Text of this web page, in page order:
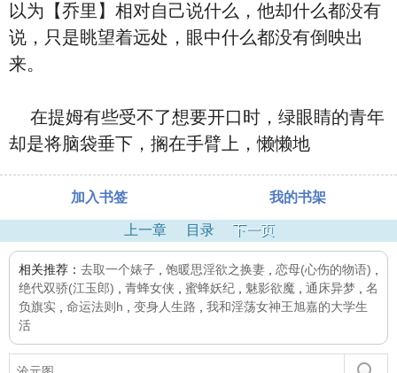
以为【乔里】相对自己说什么，他却什么都没有
说，只是眺望着远处，眼中什么都没有倒映出
来。
在提姆有些受不了想要开口时，绿眼睛的青年
却是将脑袋垂下，搁在手臂上，懒懒地
加入书签 我的书架
上一章 目录 下一页
相关推荐： 去取一个婊子 饱暖思淫欲之换妻 恋母(心伤的物语)
绝代双骄(江玉郎)
青蜂女侠 蜜蜂妖纪 魅影欲魔 通床异梦
名
负旗实
命运法则h 变身人生路
我和淫荡女神王旭嘉的大学生
活